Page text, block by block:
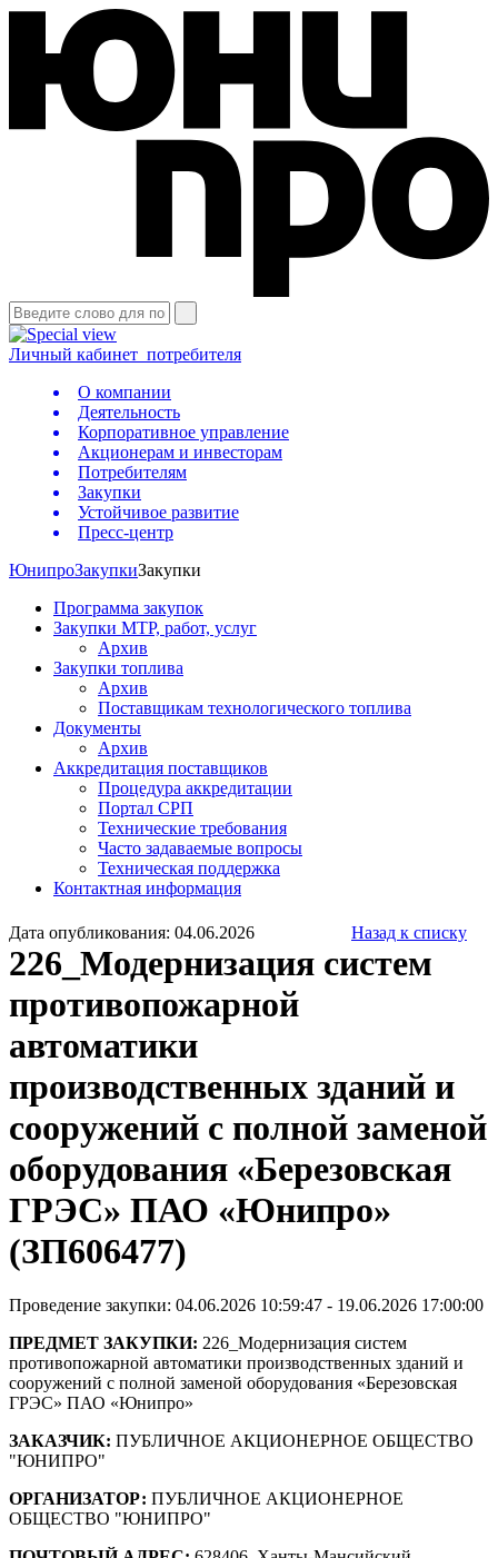
Личный кабинет потребителя
О компании
Деятельность
Корпоративное управление
Акционерам и инвесторам
Потребителям
Закупки
Устойчивое развитие
Пресс-центр
ЮнипроЗакупкиЗакупки
Программа закупок
Закупки МТР, работ, услуг
Архив
Закупки топлива
Архив
Поставщикам технологического топлива
Документы
Архив
Аккредитация поставщиков
Процедура аккредитации
Портал СРП
Технические требования
Часто задаваемые вопросы
Техническая поддержка
Контактная информация
Дата опубликования: 04.06.2026 Назад к списку
226_Модернизация систем
противопожарной
автоматики
производственных зданий и
сооружений с полной заменой
оборудования «Березовская
ГРЭС» ПАО «Юнипро»
(ЗП606477)
Проведение закупки: 04.06.2026 10:59:47 - 19.06.2026 17:00:00
ПРЕДМЕТ ЗАКУПКИ: 226_Модернизация систем
противопожарной автоматики производственных зданий и
сооружений с полной заменой оборудования «Березовская
ГРЭС» ПАО «Юнипро»
ЗАКАЗЧИК: ПУБЛИЧНОЕ АКЦИОНЕРНОЕ ОБЩЕСТВО
"ЮНИПРО"
ОРГАНИЗАТОР: ПУБЛИЧНОЕ АКЦИОНЕРНОЕ
ОБЩЕСТВО "ЮНИПРО"